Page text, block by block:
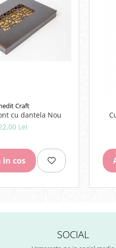
Craft
cu dantela Nou
Lei
in cos
SOCIAL